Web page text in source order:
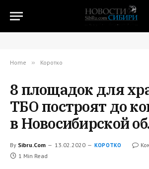
Home » Коротко
8 площадок для
ТБО построят до
в Новосибирской
By Sibru.Com 13.02.2020 КОРОТКО
1 Min Read